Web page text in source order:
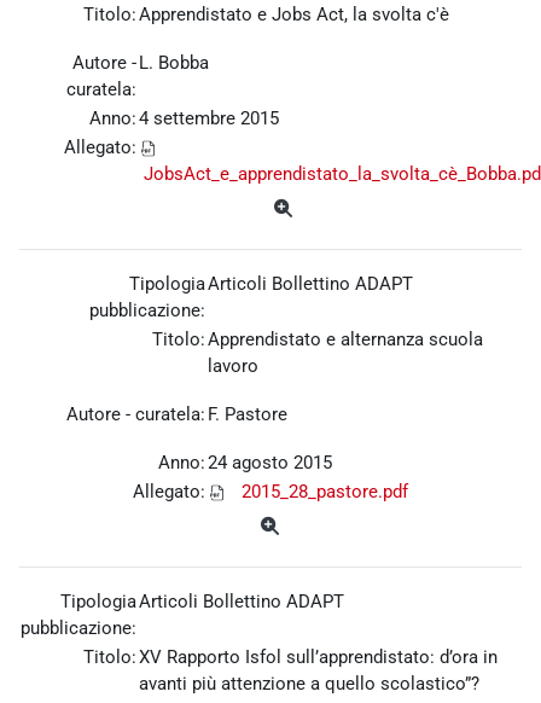
Titolo:Apprendistato e Jobs Act, la svolta c'è
Autore -
curatela:
L. Bobba
Anno:4 settembre 2015
Allegato:
Tipologia
pubblicazione:
Articoli Bollettino ADAPT
Titolo:Apprendistato e alternanza scuola
lavoro
Autore - curatela: F. Pastore
Anno:24 agosto 2015
Allegato:
2015_28_pastore.pdf
Tipologia
pubblicazione:
Articoli Bollettino ADAPT
Titolo:XV Rapporto Isfol sull’apprendistato: d’ora in
avanti più attenzione a quello scolastico”?